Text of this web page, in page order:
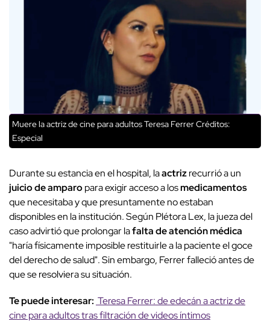
Muere la actriz de cine para adultos Teresa FerrerCréditos:
Especial
Durante su estancia en el hospital, laactrizrecurrió a un
juicio de amparopara exigir acceso a losmedicamentos
que necesitaba y que presuntamente no estaban
disponibles en la institución. Según Plétora Lex, la jueza del
caso advirtió que prolongar lafalta de atención médica
"haría físicamente imposible restituirle a la paciente el goce
del derecho de salud". Sin embargo, Ferrer falleció antes de
que se resolviera su situación.
Te puede interesar: Teresa Ferrer: de edecán a actriz de
cine para adultos tras filtración de videos íntimos